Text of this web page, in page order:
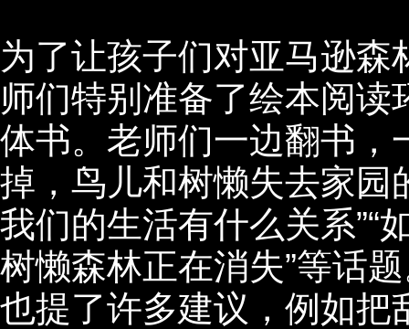
为了让孩子们对亚马逊
师们特别准备了绘本阅
体书。老师们一边翻书，
掉，鸟儿和树懒失去家园
我们的生活有什么关系”“
树懒森林正在消失”等话
也提了许多建议，例如把